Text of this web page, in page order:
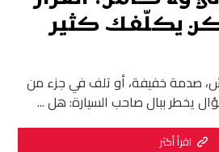
يكلّفك كثير
صدمة خفيفة، أو تلف في جزء من
يخطر ببال صاحب السيارة: هل ...
اقرأ أكثر